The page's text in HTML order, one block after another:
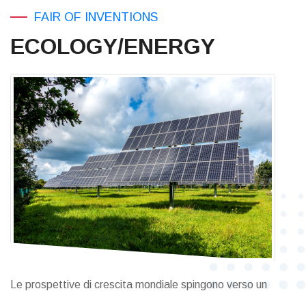
FAIR OF INVENTIONS
ECOLOGY/ENERGY
Le prospettive di crescita mondiale spingono verso un